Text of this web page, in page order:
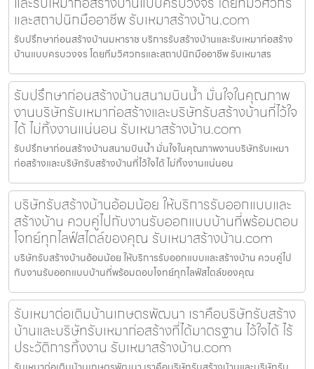
และสถาปนิกมืออาชีพ รับเหมาสร้างบ้าน.com
รับปรึกษาก่อนสร้างบ้านมหาราช บริการรับสร้างบ้านและรับเหมาก่อสร้าง
บ้านแบบครบวงจร โดยทีมวิศวกรและสถาปนิกมืออาชีพ รับเหมาสร
รับปรึกษาก่อนสร้างบ้านสนามบินน้ำ มั่นใจในคุณภาพ
งานบริษัทรับเหมาก่อสร้างและบริษัทรับสร้างบ้านที่ไว้ใจ
ได้ ไม่ทิ้งงานแน่นอน รับเหมาสร้างบ้าน.com
รับปรึกษาก่อนสร้างบ้านสนามบินน้ำ มั่นใจในคุณภาพงานบริษัทรับเหมา
ก่อสร้างและบริษัทรับสร้างบ้านที่ไว้ใจได้ ไม่ทิ้งงานแน่นอน
บริษัทรับสร้างบ้านอ้อมน้อย ให้บริการรับออกแบบและ
สร้างบ้าน ควบคู่ไปกับงานรับออกแบบบ้านที่พร้อมตอบ
โจทย์ทุกไลฟ์สไตล์ของคุณ รับเหมาสร้างบ้าน.com
บริษัทรับสร้างบ้านอ้อมน้อย ให้บริการรับออกแบบและสร้างบ้าน ควบคู่ไป
กับงานรับออกแบบบ้านที่พร้อมตอบโจทย์ทุกไลฟ์สไตล์ของคุณ
รับเหมาต่อเติมบ้านเกษตรพัฒนา เราคือบริษัทรับสร้าง
บ้านและบริษัทรับเหมาก่อสร้างที่ได้มาตรฐาน ไว้ใจได้ ไร้
ประวัติการทิ้งงาน รับเหมาสร้างบ้าน.com